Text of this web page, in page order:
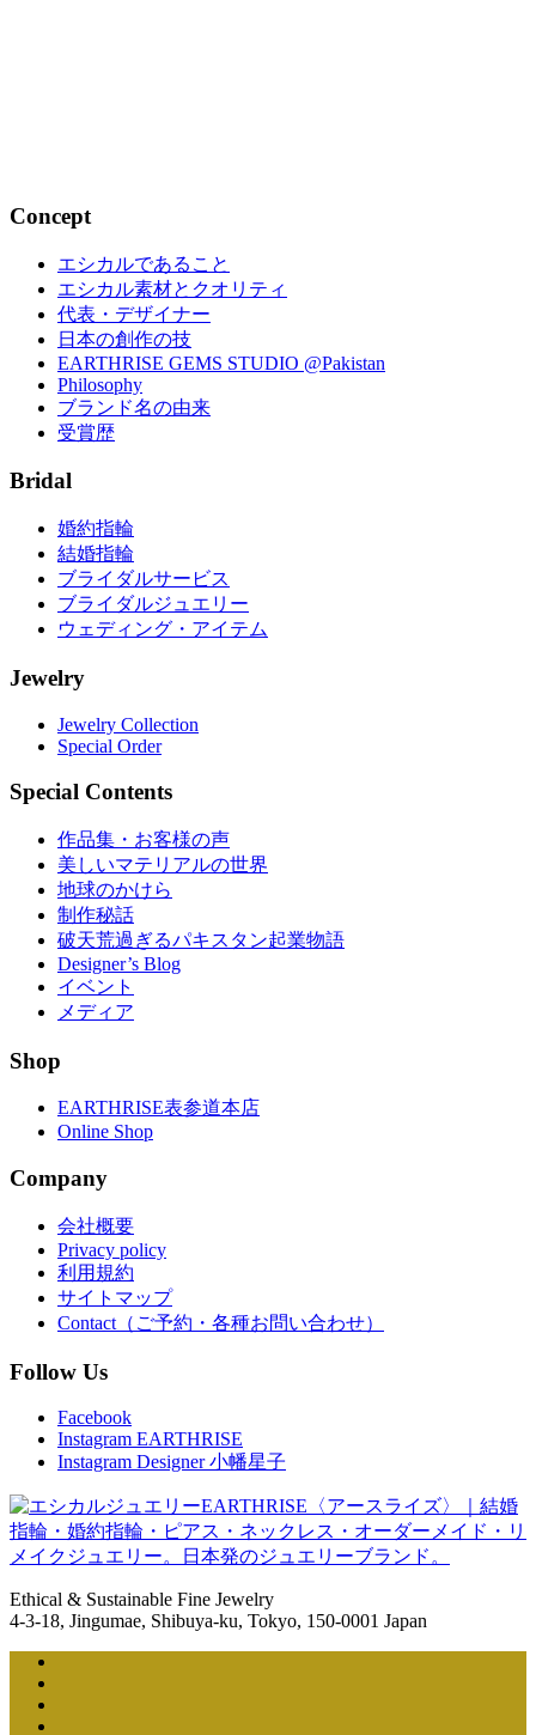
Concept
エシカルであること
エシカル素材とクオリティ
代表・デザイナー
日本の創作の技
EARTHRISE GEMS STUDIO @Pakistan
Philosophy
ブランド名の由来
受賞歴
Bridal
婚約指輪
結婚指輪
ブライダルサービス
ブライダルジュエリー
ウェディング・アイテム
Jewelry
Jewelry Collection
Special Order
Special Contents
作品集・お客様の声
美しいマテリアルの世界
地球のかけら
制作秘話
破天荒過ぎるパキスタン起業物語
Designer’s Blog
イベント
メディア
Shop
EARTHRISE表参道本店
Online Shop
Company
会社概要
Privacy policy
利用規約
サイトマップ
Contact（ご予約・各種お問い合わせ）
Follow Us
Facebook
Instagram EARTHRISE
Instagram Designer 小幡星子
Ethical & Sustainable Fine Jewelry
4-3-18, Jingumae, Shibuya-ku, Tokyo, 150-0001 Japan